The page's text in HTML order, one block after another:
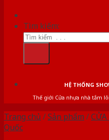
Tìm kiếm:
HỆ THỐNG
Thế giới Cửa nhựa nhà tắm
Trang chủ /Sản phẩm /
Quốc